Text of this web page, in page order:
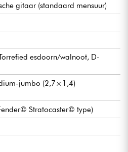
gitaar (standaard mensuur)
esdoorn/walnoot, D-
jumbo (2,7×1,4)
Stratocaster© type)